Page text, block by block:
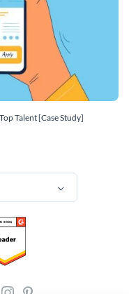
Talent [Case Study]